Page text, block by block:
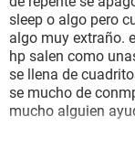
sleep o algo pero
algo muy extraño.
hp salen como
se llena de
se mucho de
mucho alguien